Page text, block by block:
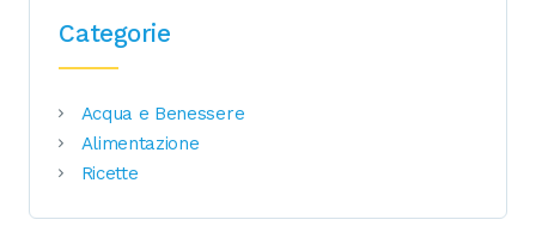
Categorie
Acqua e Benessere
Alimentazione
Ricette